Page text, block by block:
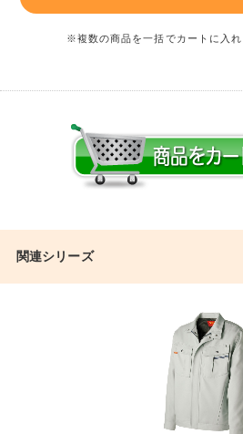
※複数の商品を一括でカートに入れ
関連シリーズ